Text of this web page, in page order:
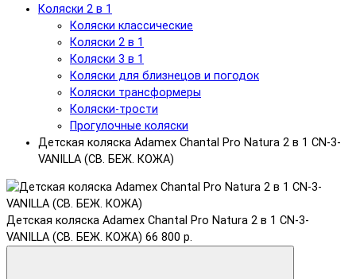
Коляски 2 в 1
Коляски классические
Коляски 2 в 1
Коляски 3 в 1
Коляски для близнецов и погодок
Коляски трансформеры
Коляски-трости
Прогулочные коляски
Детская коляска Adamex Chantal Pro Natura 2 в 1 CN-3-
VANILLA (СВ. БЕЖ. КОЖА)
Детская коляска Adamex Chantal Pro Natura 2 в 1 CN-3-
VANILLA (СВ. БЕЖ. КОЖА) 66 800 р.